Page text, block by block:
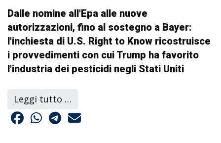
Dalle nomine all'Epa alle nuove
autorizzazioni, fino al sostegno a Bayer:
l'inchiesta di U.S. Right to Know ricostruisce
i provvedimenti con cui Trump ha favorito
l'industria dei pesticidi negli Stati Uniti
Leggi tutto …